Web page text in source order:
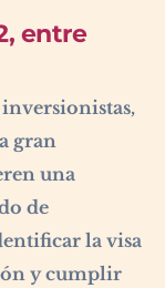
entre
gran
una
de
la visa
y cumplir